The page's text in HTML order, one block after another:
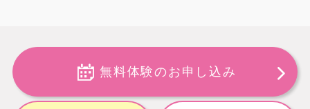
無料体験のお申し込み